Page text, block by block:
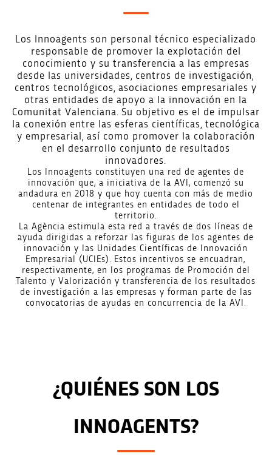
Los Innoagents son personal técnico especializado
responsable de promover la explotación del
conocimiento y su transferencia a las empresas
desde las universidades, centros de investigación,
centros tecnológicos, asociaciones empresariales y
otras entidades de apoyo a la innovación en la
Comunitat Valenciana. Su objetivo es el de impulsar
la conexión entre las esferas científicas, tecnológica
y empresarial, así como promover la colaboración
en el desarrollo conjunto de resultados
innovadores.
Los Innoagents constituyen una red de agentes de
innovación que, a iniciativa de la AVI, comenzó su
andadura en 2018 y que hoy cuenta con más de medio
centenar de integrantes en entidades de todo el
territorio.
La Agència estimula esta red a través de dos líneas de
ayuda dirigidas a reforzar las figuras de los agentes de
innovación y las Unidades Científicas de Innovación
Empresarial (UCIEs). Estos incentivos se encuadran,
respectivamente, en los programas de Promoción del
Talento y Valorización y transferencia de los resultados
de investigación a las empresas y forman parte de las
convocatorias de ayudas en concurrencia de la AVI.
¿QUIÉNES SON LOS
INNOAGENTS?